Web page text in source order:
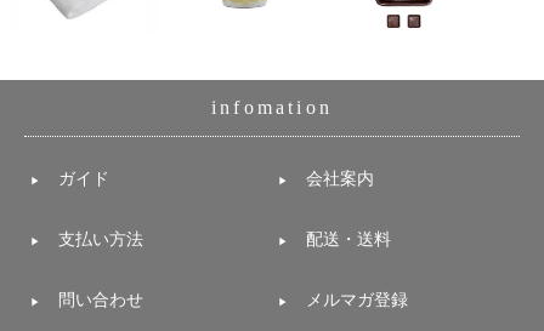
infomation
ガイド 会社案内
支払い方法 配送・送料
問い合わせ メルマガ登録